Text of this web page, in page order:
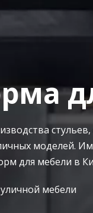
Бытовая
Выдувная
моделей.
для мебели в
мебели